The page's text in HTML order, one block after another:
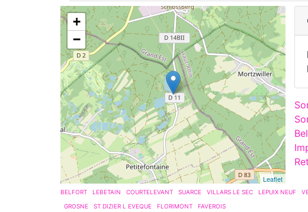
+
−
Leaflet
BELFORT LEBETAIN COURTELEVANT SUARCE VILLARS LE SEC LEPUIX NEUF
GROSNE
ST DIZIER L EVEQUE FLORIMONT FAVEROIS